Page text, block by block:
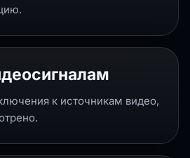
к источникам видео,